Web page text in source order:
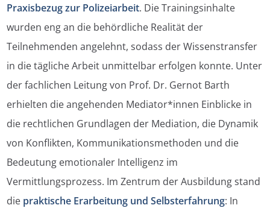
Praxisbezug zur Polizeiarbeit. Die Trainingsinhalte
wurden eng an die behördliche Realität der
Teilnehmenden angelehnt, sodass der Wissenstransfer
in die tägliche Arbeit unmittelbar erfolgen konnte. Unter
der fachlichen Leitung von Prof. Dr. Gernot Barth
erhielten die angehenden Mediator*innen Einblicke in
die rechtlichen Grundlagen der Mediation, die Dynamik
von Konflikten, Kommunikationsmethoden und die
Bedeutung emotionaler Intelligenz im
Vermittlungsprozess. Im Zentrum der Ausbildung stand
die praktische Erarbeitung und Selbsterfahrung: In